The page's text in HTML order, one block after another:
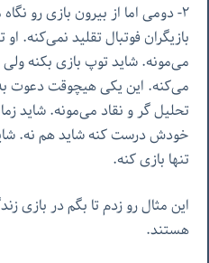
٢- دومی اما از بیرون بازی رو
بازیگران فوتبال تقلید نمی‌کنه.
می‌مونه. شاید توپ بازی بکنه
می‌کنه. این یکی هیچوقت دعوت
تحلیل گر و نقاد می‌مونه. شاید
خودش درست کنه شاید هم نه.
تنها بازی کنه.
این مثال رو زدم تا بگم در بازی
هستند.